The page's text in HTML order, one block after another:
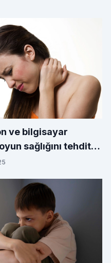
ve bilgisayar
sağlığını tehdit